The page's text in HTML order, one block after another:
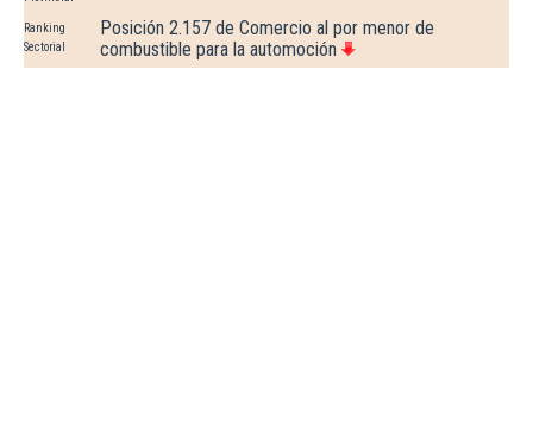
Ranking
Sectorial
Posición 2.157 de Comercio al por menor de
combustible para la automoción